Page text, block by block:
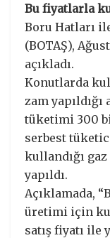
Bu fiyatlarla
Boru Hatları
(BOTAŞ),
açıkladı.
Konutlarda
zam
tüketimi 300
serbest
kullandığı gaz
yapıldı.
Açıklamada,
üretimi için
satış fiyatı ile